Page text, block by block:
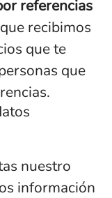
referencias
recibimos
que te
que
nuestro
información